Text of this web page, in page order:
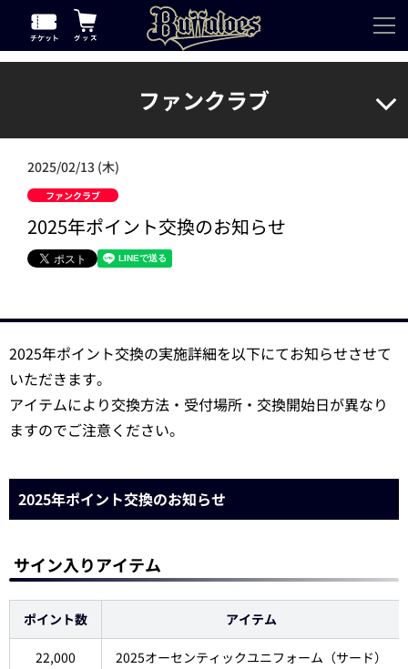
ファンクラブ
2025/02/13 (木)
ファンクラブ
2025年ポイント交換のお知らせ
2025年ポイント交換の実施詳細を以下にてお知らせさせて
いただきます。
アイテムにより交換方法・受付場所・交換開始日が異なり
ますのでご注意ください。
2025年ポイント交換のお知らせ
サイン入りアイテム
ポイント数 アイテム
22,000 2025オーセンティックユニフォーム（サード）